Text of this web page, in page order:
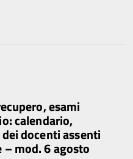
esami
calendario,
docenti assenti
mod. 6 agosto